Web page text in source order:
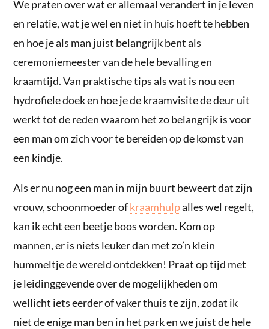
We praten over wat er allemaal verandert in je leven
en relatie, wat je wel en niet in huis hoeft te hebben
en hoe je als man juist belangrijk bent als
ceremoniemeester van de hele bevalling en
kraamtijd. Van praktische tips als wat is nou een
hydrofiele doek en hoe je de kraamvisite de deur uit
werkt tot de reden waarom het zo belangrijk is voor
een man om zich voor te bereiden op de komst van
een kindje.
Als er nu nog een man in mijn buurt beweert dat zijn
vrouw, schoonmoeder ofkraamhulpalles wel regelt,
kan ik echt een beetje boos worden. Kom op
mannen, er is niets leuker dan met zo’n klein
hummeltje de wereld ontdekken! Praat op tijd met
je leidinggevende over de mogelijkheden om
wellicht iets eerder of vaker thuis te zijn, zodat ik
niet de enige man ben in het park en we juist de hele